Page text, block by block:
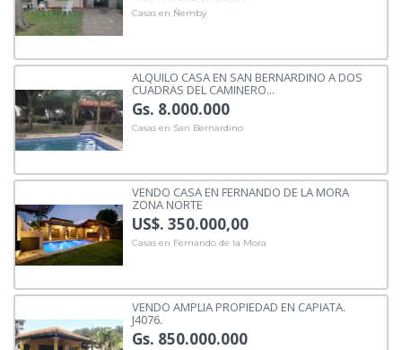
Casas en Ñemby
ALQUILO CASA EN SAN BERNARDINO A DOS
CUADRAS DEL CAMINERO...
Gs. 8.000.000
Casas en San Bernardino
VENDO CASA EN FERNANDO DE LA MORA
ZONA NORTE
US$. 350.000,00
Casas en Fernando de la Mora
VENDO AMPLIA PROPIEDAD EN CAPIATA.
J4076.
Gs. 850.000.000